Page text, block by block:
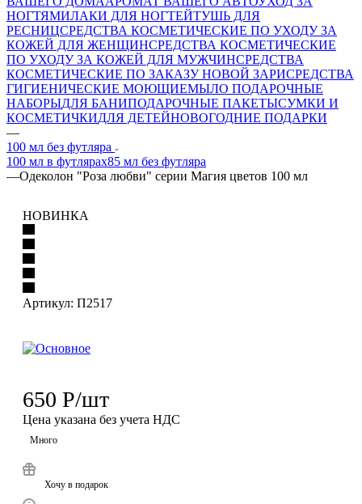
НОГТЯМИЛАКИ ДЛЯ НОГТЕЙТУШЬ ДЛЯ
РЕСНИЦСРЕДСТВА КОСМЕТИЧЕСКИЕ ПО УХОДУ ЗА
КОЖЕЙ ДЛЯ ЖЕНЩИНСРЕДСТВА КОСМЕТИЧЕСКИЕ
ПО УХОДУ ЗА КОЖЕЙ ДЛЯ МУЖЧИНСРЕДСТВА
КОСМЕТИЧЕСКИЕ ПО ЗАКАЗУ НОВОЙ ЗАРИСРЕДСТВА
ГИГИЕНИЧЕСКИЕ МОЮЩИЕМЫЛО ПОДАРОЧНЫЕ
НАБОРЫДЛЯ БАНИПОДАРОЧНЫЕ ПАКЕТЫСУМКИ И
КОСМЕТИЧКИДЛЯ ДЕТЕЙНОВОГОДНИЕ ПОДАРКИ
—
100 мл без футляра
100 мл в футлярах85 мл без футляра
—Одеколон "Роза любви" серии Магия цветов 100 мл
НОВИНКА
Артикул: П2517
650 Р/шт
Цена указана без учета НДС
Много
Хочу в подарок